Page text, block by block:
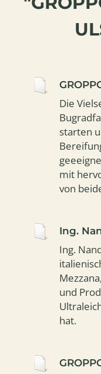
Die
starten
mit
von
Ing.
Ing.
und
hat.